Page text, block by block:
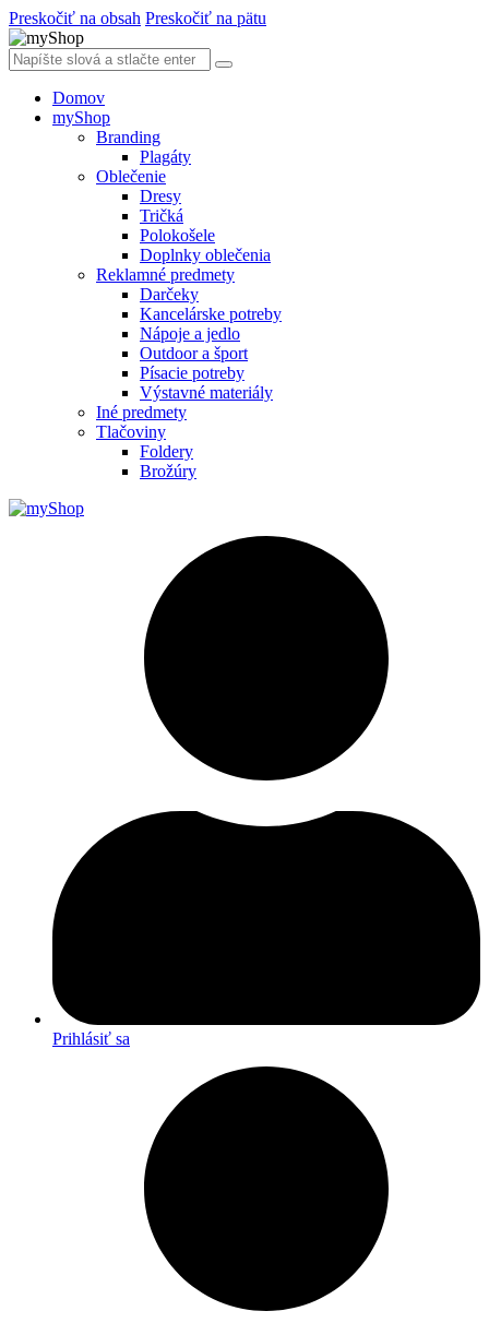
Preskočiť na obsah Preskočiť na pätu
Domov
myShop
Branding
Plagáty
Oblečenie
Dresy
Tričká
Polokošele
Doplnky oblečenia
Reklamné predmety
Darčeky
Kancelárske potreby
Nápoje a jedlo
Outdoor a šport
Písacie potreby
Výstavné materiály
Iné predmety
Tlačoviny
Foldery
Brožúry
Prihlásiť sa